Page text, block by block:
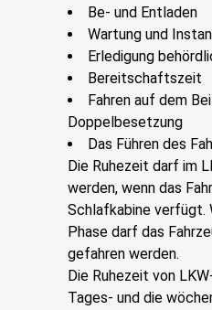
Be- und Entladen
Wartung und
Erledigung
Bereitschaftszeit
Fahren auf dem
Doppelbesetzung
Das Führen des
Die Ruhezeit darf im
werden, wenn das
Schlafkabine verfügt.
Phase darf das
gefahren werden.
Die Ruhezeit von
Tages- und die